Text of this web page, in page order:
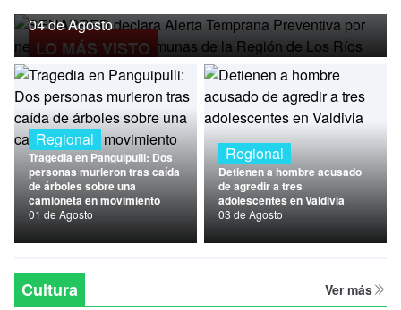
Inicio
Cultura
Deportes
Economía
Entrevistas
Nacional
Política
Regional
LO MÁS VISTO
04 de Agosto
Regional
Tragedia en Panguipulli: Dos
personas murieron tras caída
de árboles sobre una
camioneta en movimiento
01 de Agosto
Regional
Detienen a hombre acusado
de agredir a tres
adolescentes en Valdivia
03 de Agosto
Cultura Ver más